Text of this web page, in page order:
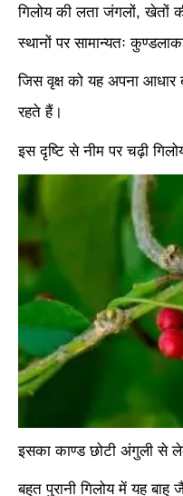
गिलोय की लता जंगलों, खेतों
स्थानों पर सामान्यतः
जिस वृक्ष को यह अपना
रहते हैं।
इस दृष्टि से नीम पर चढ़ी
इसका काण्ड छोटी अंगुली से
बहुत पुरानी गिलोय में यह बाहु